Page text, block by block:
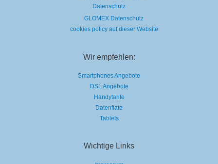
Datenschutz
GLOMEX Datenschutz
cookies policy auf dieser Website
Wir empfehlen:
Smartphones Angebote
DSL Angebote
Handytarife
Datenflate
Tablets
Wichtige Links